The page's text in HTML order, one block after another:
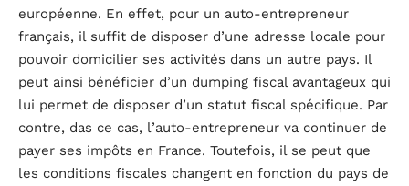
européenne. En effet, pour un auto-entrepreneur
français, il suffit de disposer d’une adresse locale pour
pouvoir domicilier ses activités dans un autre pays. Il
peut ainsi bénéficier d’un dumping fiscal avantageux qui
lui permet de disposer d’un statut fiscal spécifique. Par
contre, das ce cas, l’auto-entrepreneur va continuer de
payer ses impôts en France. Toutefois, il se peut que
les conditions fiscales changent en fonction du pays de